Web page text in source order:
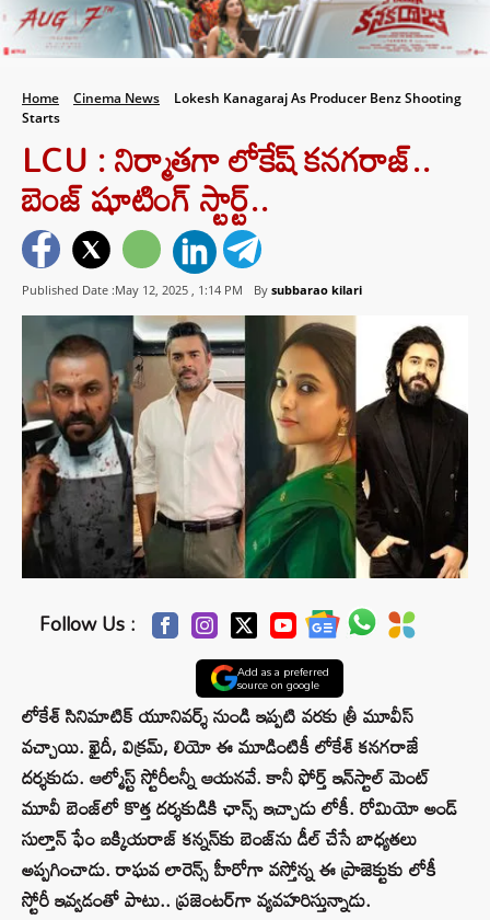
Home Cinema News
Lokesh Kanagaraj As Producer Benz Shooting
Starts
LCU : నిర్మాతగా లోకేష్ కనగరాజ్..
బెంజ్ షూటింగ్ స్టార్ట్..
Published Date :May 12, 2025 , 1:14 PM By subbarao kilari
Follow Us :
Add as a preferred
source on google
లోకేశ్ సినిమాటిక్ యూనివర్శ్ నుండి ఇప్పటి వరకు త్రీ మూవీస్
వచ్చాయి. ఖైదీ, విక్రమ్, లియో ఈ మూడింటికీ లోకేశ్ కనగరాజే
దర్శకుడు. ఆల్మోస్ట్ స్టోరీలన్నీ ఆయనవే. కానీ ఫోర్త్ ఇన్‌స్టాల్ మెంట్
మూవీ బెంజ్‌లో కొత్త దర్శకుడికి ఛాన్స్ ఇచ్చాడు లోకీ. రోమియో అండ్
సుల్తాన్ ఫేం బక్కియరాజ్ కన్నన్‌కు బెంజ్‌ను డీల్ చేసే బాధ్యతలు
అప్పగించాడు. రాఘవ లారెన్స్ హీరోగా వస్తోన్న ఈ ప్రాజెక్టుకు లోకీ
స్టోరీ ఇవ్వడంతో పాటు.. ప్రజెంటర్‌గా వ్యవహరిస్తున్నాడు.